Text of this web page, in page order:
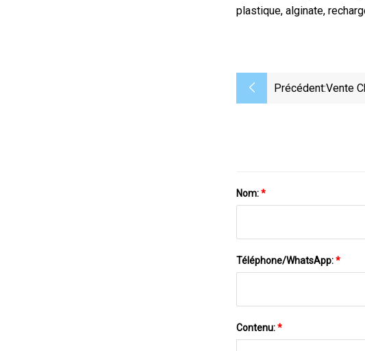
plastique, alginate,
Précédent:Vente
Nom:*
Téléphone/WhatsApp:*
Contenu:*